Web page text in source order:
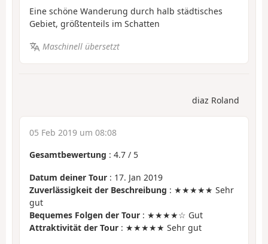
Eine schöne Wanderung durch halb städtisches
Gebiet, größtenteils im Schatten
Maschinell übersetzt
diaz Roland
05 Feb 2019 um 08:08
Gesamtbewertung : 4.7 / 5
Datum deiner Tour : 17. Jan 2019
Zuverlässigkeit der Beschreibung : ★★★★★ Sehr
gut
Bequemes Folgen der Tour : ★★★★☆ Gut
Attraktivität der Tour : ★★★★★ Sehr gut